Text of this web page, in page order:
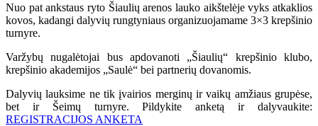
Nuo pat ankstaus ryto Šiaulių arenos lauko aikštelėje vyks atkaklios
kovos, kadangi dalyvių rungtyniaus organizuojamame 3×3 krepšinio
turnyre.
Varžybų nugalėtojai bus apdovanoti „Šiaulių“ krepšinio klubo,
krepšinio akademijos „Saulė“ bei partnerių dovanomis.
Dalyvių lauksime ne tik įvairios merginų ir vaikų amžiaus grupėse,
bet ir Šeimų turnyre. Pildykite anketą ir dalyvaukite:
REGISTRACIJOS ANKETA